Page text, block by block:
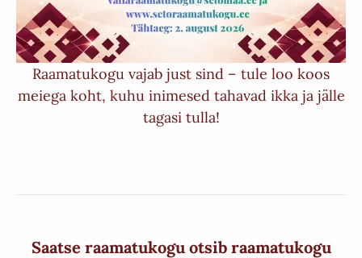
Raamatukogu vajab just sind – tule loo koos
meiega koht, kuhu inimesed tahavad ikka ja jälle
tagasi tulla!
Saatse raamatukogu otsib raamatukogu